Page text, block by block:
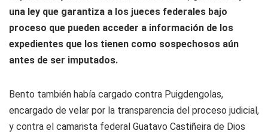
una ley que garantiza a los jueces federales bajo
proceso que pueden acceder a información de los
expedientes que los tienen como sospechosos aún
antes de ser imputados.
Bento también había cargado contra Puigdengolas,
encargado de velar por la transparencia del proceso judicial,
y contra el camarista federal Guatavo Castiñeira de Dios